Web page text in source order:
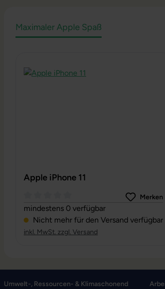
Maximaler Apple Spaß
Apple iPhone 11
Durchschnittliche Bewertung von 0 von
Merken
mindestens 0 verfügbar
Nicht mehr für den Versand verfügbar
inkl. MwSt. zzgl. Versand
Umwelt-, Ressourcen- & Klimaschonend